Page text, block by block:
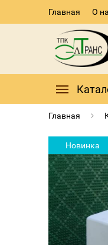
Главная О
Главная
Новинка